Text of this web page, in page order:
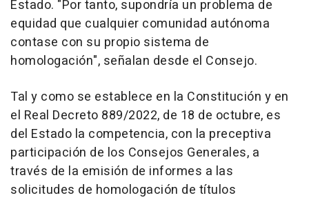
Estado. "Por tanto, supondría un problema de
equidad que cualquier comunidad autónoma
contase con su propio sistema de
homologación", señalan desde el Consejo.
Tal y como se establece en la Constitución y en
el Real Decreto 889/2022, de 18 de octubre, es
del Estado la competencia, con la preceptiva
participación de los Consejos Generales, a
través de la emisión de informes a las
solicitudes de homologación de títulos